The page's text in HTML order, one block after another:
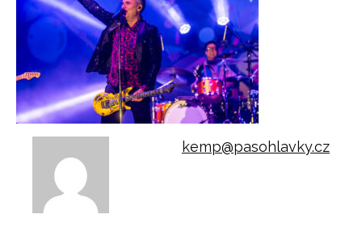
kemp@pasohlavky.cz